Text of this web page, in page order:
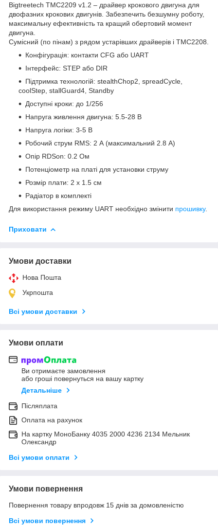
Bigtreetech TMC2209 v1.2 – драйвер крокового двигуна для
двофазних крокових двигунів. Забезпечить безшумну роботу,
максимальну ефективність та кращий обертовий момент
двигуна.
Сумісний (по пінам) з рядом устарівших драйверів і ТМС2208.
Конфігурація: контакти CFG або UART
Інтерфейс: STEP або DIR
Підтримка технологій: stealthChop2, spreadCycle,
coolStep, stallGuard4, Standby
Доступні кроки: до 1/256
Напруга живлення двигуна: 5.5-28 В
Напруга логіки: 3-5 В
Робочий струм RMS: 2 А (максимальний 2.8 А)
Опір RDSon: 0.2 Ом
Потенціометр на платі для установки струму
Розмір плати: 2 х 1.5 см
Радіатор в комплекті
Для використання режиму UART необхідно змінити прошивку.
Приховати
Умови доставки
Нова Пошта
Укрпошта
Всі умови доставки
Умови оплати
Ви отримаєте замовлення
або гроші повернуться на вашу картку
Детальніше
Післяплата
Оплата на рахунок
На картку МоноБанку 4035 2000 4236 2134 Мельник
Олександр
Всі умови оплати
Умови повернення
Повернення товару впродовж 15 днів за домовленістю
Всі умови повернення